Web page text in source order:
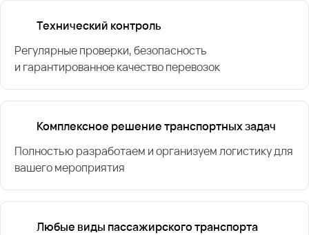
Технический контроль
Регулярные проверки, безопасность
и гарантированное качество перевозок
Комплексное решение транспортных задач
Полностью разработаем и организуем логистику для
вашего мероприятия
Любые виды пассажирского транспорта